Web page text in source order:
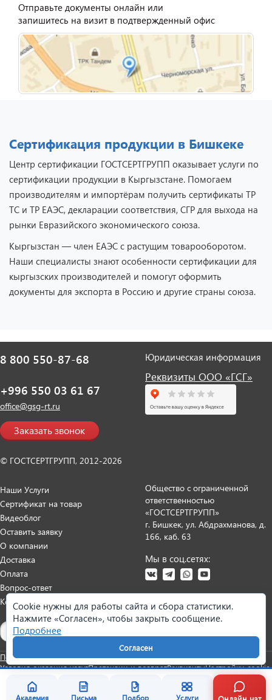
Академия Письма Подбор Услуги
Отправьте документы онлайн или
запишитесь на визит в подтвержденный офис
Сертификация продукции в Бишкеке
Центр сертификации ГОСТСЕРТГРУПП оказывает услуги по
сертификации продукции в Кыргызстане. Помогаем
производителям и импортёрам получить сертификаты ТР
ТС и ТР ЕАЭС, декларации соответствия, СГР для выхода на
рынки Евразийского экономического союза.
Кыргызстан — член ЕАЭС с растущим товарооборотом.
Наши специалисты знают особенности сертификации для
кыргызских производителей и помогут оформить
документы для экспорта в Россию и другие страны союза.
8 800 550-87-68
+996 550 03 61 67
office@gsg-rt.ru
Заказать звонок
© ГОСТСЕРТГРУПП, 2012-2026
Юридическая информация
Реквизиты ООО «ГСГ»
Наши Услуги
Сертификат на товар
Видеоблог
Оставить заявку
О компании
Доставка
Оплата
Вопрос-ответ
Контакты
Общество с ограниченной
ответственностью
«ГОСТСЕРТГРУПП»
г. Бишкек, ул. Абдрахманова, д.
166, каб. 63
Мы в соц.сетях:
Политика персональных данныхСогласие на обработку данных
Условия оказания услугПретензии и возвратРеквизитыНастройки cookie
Cookie нужны для работы сайта и сбора статистики.
Нажмите «Согласен», чтобы закрыть сообщение.
Подробнее
Согласен